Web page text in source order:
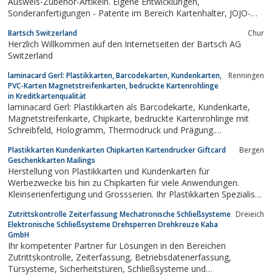
Sonderanfertigungen - Patente im Bereich Kartenhalter, JOJO-
Produkte können kundenspezifisch bedruckt behandelt werden.
Bartsch Switzerland Chur
Herzlich Willkommen auf den Internetseiten der Bartsch AG
Switzerland
laminacard Gerl: Plastikkarten, Barcodekarten, Kundenkarten,
PVC-Karten Magnetstreifenkarten, bedruckte Kartenrohlinge
in Kreditkartenqualität
Renningen
laminacard Gerl: Plastikkarten als Barcodekarte, Kundenkarte,
Magnetstreifenkarte, Chipkarte, bedruckte Kartenrohlinge mit
Schreibfeld, Hologramm, Thermodruck und Prägung.
Plastikkarten Kundenkarten Chipkarten Kartendrucker Giftcard
Geschenkkarten Mailings
Bergen
Herstellung von Plastikkarten und Kundenkarten für
Werbezwecke bis hin zu Chipkarten für viele Anwendungen.
Kleinserienfertigung und Grossserien. Ihr Plastikkarten Spezialist
Zutrittskontrolle Zeiterfassung Mechatronische Schließsysteme
Elektronische Schließsysteme Drehsperren Drehkreuze Kaba
GmbH
Dreieich
Ihr kompetenter Partner für Lösungen in den Bereichen
Zutrittskontrolle, Zeiterfassung, Betriebsdatenerfassung,
Türsysteme, Sicherheitstüren, Schließsysteme und